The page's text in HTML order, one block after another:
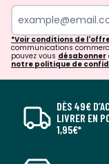
*Voir conditions de
communications
pouvez vous désabonner
notre politique de
DÈS 49€
LIVRER EN
1,95€*